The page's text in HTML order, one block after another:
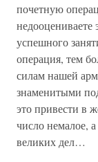
почетную
успешного
операция, тем
силам нашей
знаменитыми
это привести в
число немалое,
великих дел…